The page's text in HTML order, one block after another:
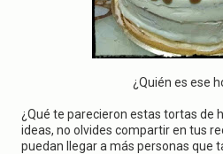
¿Quién es ese
¿Qué te parecieron estas tortas de
ideas, no olvides compartir en tus
puedan llegar a más personas que